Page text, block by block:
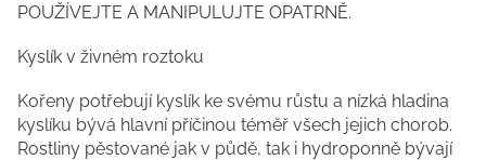
POUŽÍVEJTE A MANIPULUJTE OPATRNĚ.
Kyslík v živném roztoku
Kořeny potřebují kyslík ke svému růstu a nízká hladina
kyslíku bývá hlavní příčinou téměř všech jejich chorob.
Rostliny pěstované jak v půdě, tak i hydroponně bývají